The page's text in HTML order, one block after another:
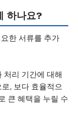
하나요?
한 서류를 추가
처리 기간에 대해
, 보다 효율적으
큰 혜택을 누릴 수